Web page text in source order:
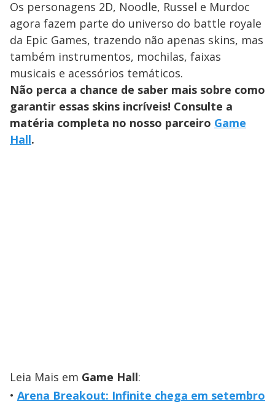
Os personagens 2D, Noodle, Russel e Murdoc
agora fazem parte do universo do battle royale
da Epic Games, trazendo não apenas skins, mas
também instrumentos, mochilas, faixas
musicais e acessórios temáticos.
Não perca a chance de saber mais sobre como
garantir essas skins incríveis! Consulte a
matéria completa no nosso parceiro Game
Hall.
Leia Mais em Game Hall:
Arena Breakout: Infinite chega em setembro